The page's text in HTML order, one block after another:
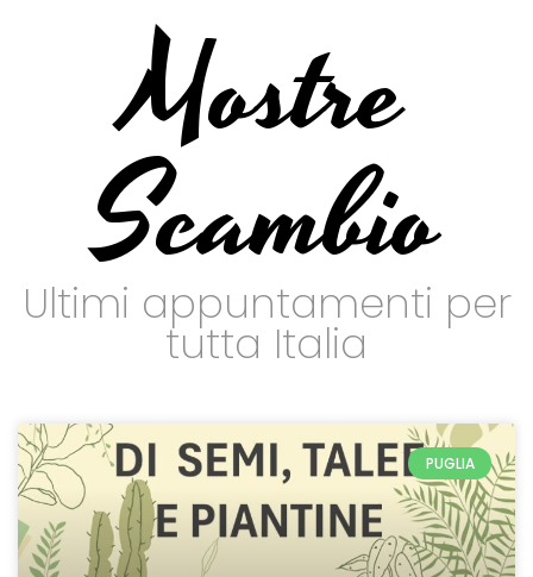
Mostre
Scambio
Ultimi appuntamenti per
tutta Italia
PUGLIA